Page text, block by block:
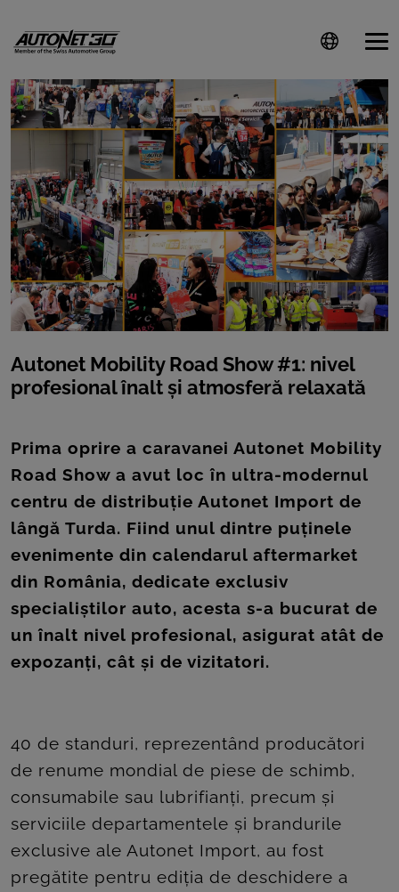
CLIENTI
CARIERE
DOCUMENTE
UTILE
CSR
PRESS
CONTACT
Autonet Mobility Road Show #1: nivel
profesional înalt și atmosferă relaxată
Prima oprire a caravanei Autonet Mobility
Road Show a avut loc în ultra-modernul
centru de distribuție Autonet Import de
lângă Turda. Fiind unul dintre puținele
evenimente din calendarul aftermarket
din România, dedicate exclusiv
specialiștilor auto, acesta s-a bucurat de
un înalt nivel profesional, asigurat atât de
expozanți, cât și de vizitatori.
40 de standuri, reprezentând producători
de renume mondial de piese de schimb,
consumabile sau lubrifianți, precum și
serviciile departamentele și brandurile
exclusive ale Autonet Import, au fost
pregătite pentru ediția de deschidere a